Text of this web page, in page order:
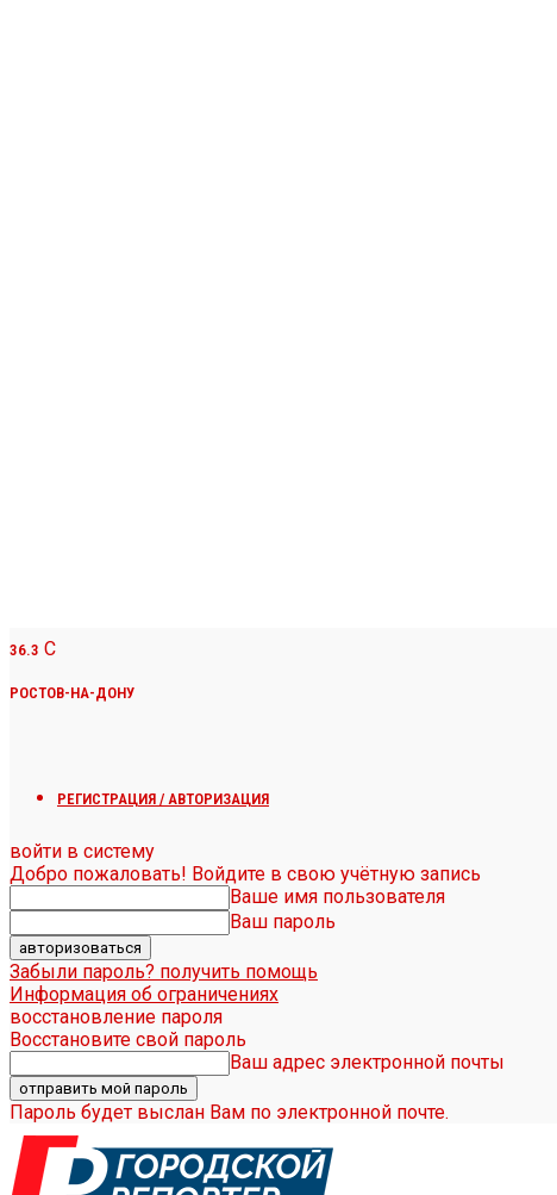
36.3 C
РОСТОВ-НА-ДОНУ
РЕГИСТРАЦИЯ / АВТОРИЗАЦИЯ
войти в систему
Добро пожаловать! Войдите в свою учётную запись
Ваше имя пользователя
Ваш пароль
Забыли пароль? получить помощь
Информация об ограничениях
восстановление пароля
Восстановите свой пароль
Ваш адрес электронной почты
Пароль будет выслан Вам по электронной почте.